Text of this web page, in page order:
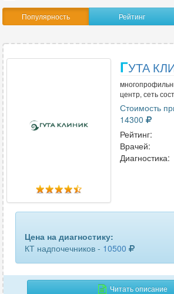
височных костей
всего позвоночника
глазницы
гортани
грудной аорты
двух челюстей
Популярность Рейтинг
ГУТА
центр, сеть
Стоимость
14300
Рейтинг:
Врачей:
Диагностика:
Цена на диагностику:
КТ надпочечников - 10500
Читать описание